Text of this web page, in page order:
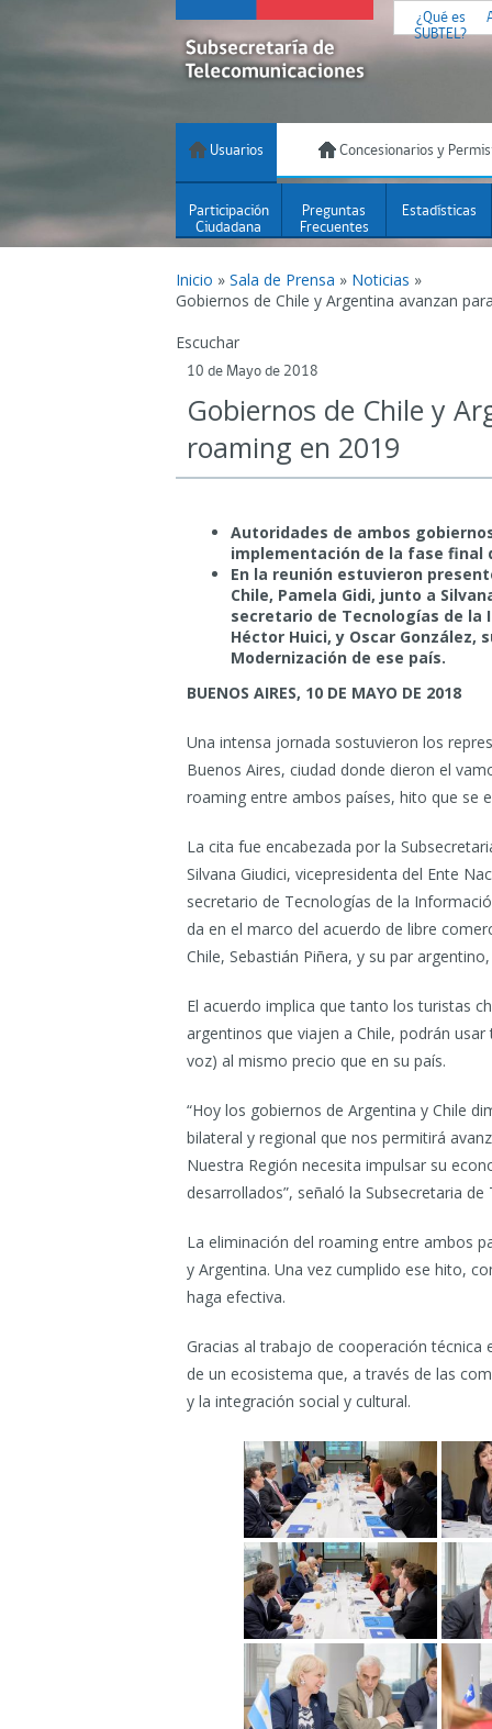
¿Qué es
SUBTEL?
Usuarios Concesionarios y
Participación
Ciudadana
Preguntas
Frecuentes
Estadísticas
Inicio » Sala de Prensa » Noticias »
Gobiernos de Chile y Argentina avanzan
Escuchar
10 de Mayo de 2018
Gobiernos de Chile y
roaming en 2019
Autoridades de ambos
implementación de la fase final
En la reunión estuvieron
Chile, Pamela Gidi, junto a
secretario de Tecnologías de la
Héctor Huici, y Oscar
Modernización de ese país.
BUENOS AIRES, 10 DE MAYO DE 2018
Una intensa jornada sostuvieron los
Buenos Aires, ciudad donde dieron el
roaming entre ambos países, hito que se
La cita fue encabezada por la
Silvana Giudici, vicepresidenta del Ente
secretario de Tecnologías de la
da en el marco del acuerdo de libre
Chile, Sebastián Piñera, y su par
El acuerdo implica que tanto los turistas
argentinos que viajen a Chile, podrán
voz) al mismo precio que en su país.
“Hoy los gobiernos de Argentina y Chile
bilateral y regional que nos permitirá
Nuestra Región necesita impulsar su
desarrollados”, señaló la Subsecretaria
La eliminación del roaming entre ambos
y Argentina. Una vez cumplido ese hito,
haga efectiva.
Gracias al trabajo de cooperación
de un ecosistema que, a través de las
y la integración social y cultural.